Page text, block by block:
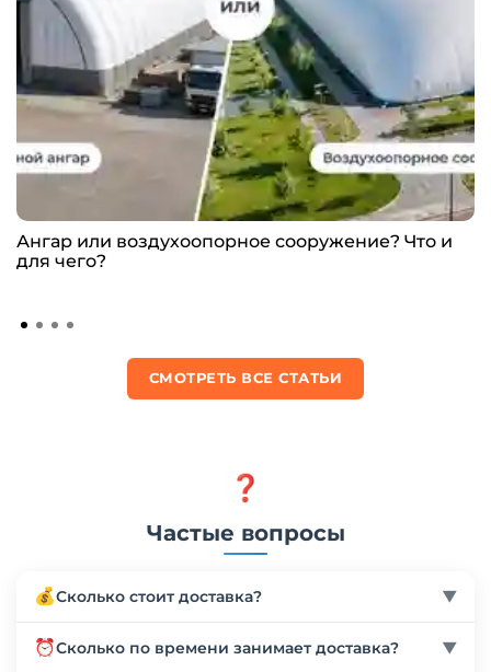
Ангар или воздухоопорное сооружение? Что и
для чего?
СМОТРЕТЬ ВСЕ СТАТЬИ
❓
Частые вопросы
💰Сколько стоит доставка? ▼
в зависимости от веса, габаритов товара и региона
⏰Сколько по времени занимает доставка? ▼